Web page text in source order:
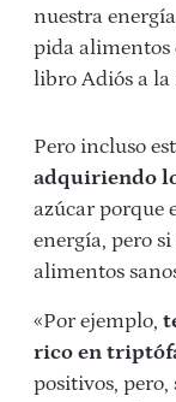
nuestra
pida alimentos
libro Adiós a
Pero incluso
adquiriendo
azúcar porque
energía, pero
alimentos
«Por ejemplo,
rico en
positivos, pero,